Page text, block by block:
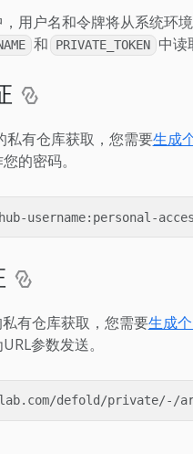
用户名和令牌将从系统环
和 PRIVATE_TOKEN 中读
私有仓库获取，您需要生成
的密码。
有仓库获取，您需要生成
参数发送。